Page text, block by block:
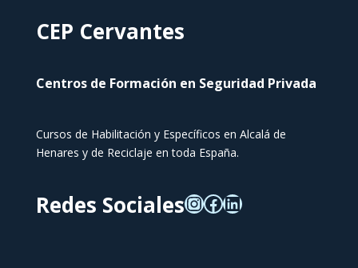
CEP Cervantes
Centros de Formación en Seguridad Privada
Cursos de Habilitación y Específicos en Alcalá de
Henares y de Reciclaje en toda España.
Redes Sociales